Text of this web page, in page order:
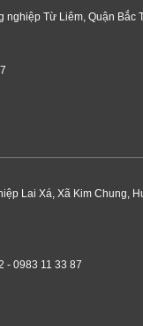
nghiệp Từ Liêm, Quận Bắc
Lai Xá, Xã Kim Chung,
- 0983 11 33 87